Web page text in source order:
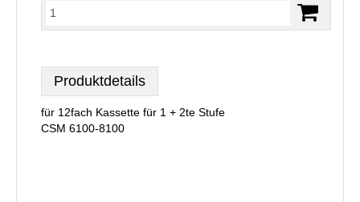
Produktdetails
für 12fach Kassette für 1 + 2te Stufe
CSM 6100-8100